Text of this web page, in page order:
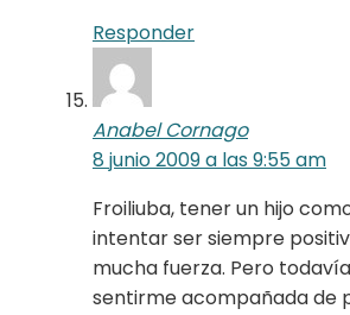
Responder
Anabel Cornago
8 junio 2009 a las 9:55 am
Froiliuba, tener un hijo
intentar ser siempre
mucha fuerza. Pero
sentirme acompañada de